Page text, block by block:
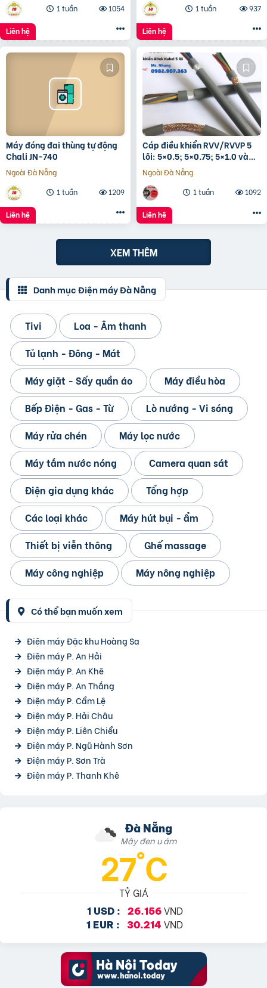
1 tuần 1054
Liên hệ
1 tuần 937
Liên hệ
Máy đóng đai thùng tự động
Chali JN-740
Ngoài Đà Nẵng
1 tuần
1209
Liên hệ
Cáp điều khiển RVV/RVVP 5
lõi: 5×0.5; 5×0.75; 5×1.0 và
5×1.5
Ngoài Đà Nẵng
1 tuần
1092
Liên hệ
XEM THÊM
Danh mục Điện máy Đà Nẵng
Tivi
Loa - Âm thanh
Tủ lạnh - Đông - Mát
Máy giặt - Sấy quần áo
Máy điều hòa
Bếp Điện - Gas - Từ
Lò nướng - Vi sóng
Máy rửa chén
Máy lọc nước
Máy tắm nước nóng
Camera quan sát
Điện gia dụng khác
Tổng hợp
Các loại khác
Máy hút bụi - ẩm
Thiết bị viễn thông
Ghế massage
Máy công nghiệp
Máy nông nghiệp
Có thể bạn muốn xem
Điện máy Đặc khu Hoàng Sa
Điện máy P. An Hải
Điện máy P. An Khê
Điện máy P. An Thắng
Điện máy P. Cẩm Lệ
Điện máy P. Hải Châu
Điện máy P. Liên Chiểu
Điện máy P. Ngũ Hành Sơn
Điện máy P. Sơn Trà
Điện máy P. Thanh Khê
Đà Nẵng
Mây đen u ám
27°C
TỶ GIÁ
1 USD : 26.156VND
1 EUR : 30.214 VND